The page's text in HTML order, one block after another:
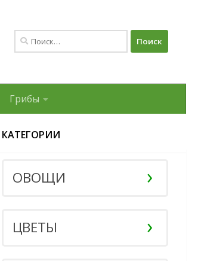
Найти:
Грибы
КАТЕГОРИИ
ОВОЩИ
ЦВЕТЫ